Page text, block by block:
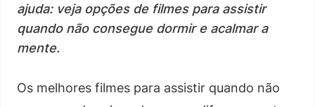
ajuda: veja opções de filmes para assistir
quando não consegue dormir e acalmar a
mente.
Os melhores filmes para assistir quando não